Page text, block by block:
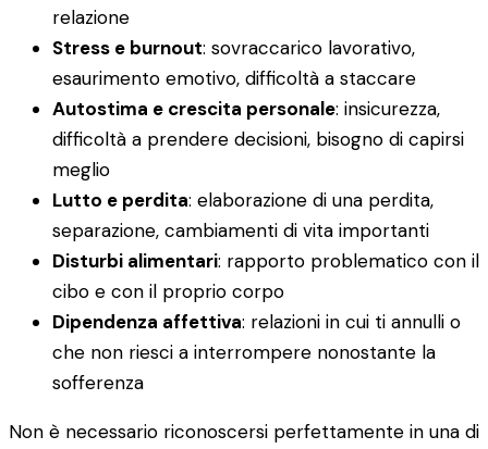
relazione
Stress e burnout: sovraccarico lavorativo,
esaurimento emotivo, difficoltà a staccare
Autostima e crescita personale: insicurezza,
difficoltà a prendere decisioni, bisogno di capirsi
meglio
Lutto e perdita: elaborazione di una perdita,
separazione, cambiamenti di vita importanti
Disturbi alimentari: rapporto problematico con il
cibo e con il proprio corpo
Dipendenza affettiva: relazioni in cui ti annulli o
che non riesci a interrompere nonostante la
sofferenza
Non è necessario riconoscersi perfettamente in una di